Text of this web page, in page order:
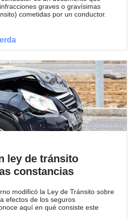
graves o gravísimas
cometidas por un conductor.
ley de tránsito
constancias
modificó la Ley de Tránsito sobre
efectos de los seguros
aquí en qué consiste este